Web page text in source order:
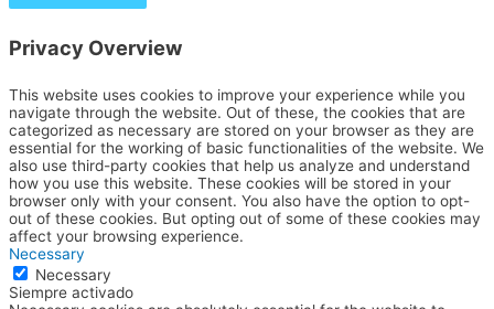
Privacy Overview
This website uses cookies to improve your experience while you
navigate through the website. Out of these, the cookies that are
categorized as necessary are stored on your browser as they are
essential for the working of basic functionalities of the website. We
also use third-party cookies that help us analyze and understand
how you use this website. These cookies will be stored in your
browser only with your consent. You also have the option to opt-
out of these cookies. But opting out of some of these cookies may
affect your browsing experience.
Necessary
Necessary
Siempre activado